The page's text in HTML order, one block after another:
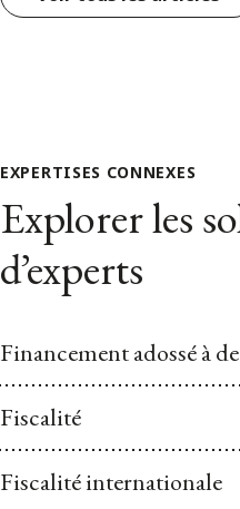
EXPERTISES CONNEXES
Explorer les
d’experts
Financement adossé à
Fiscalité
Fiscalité internationale